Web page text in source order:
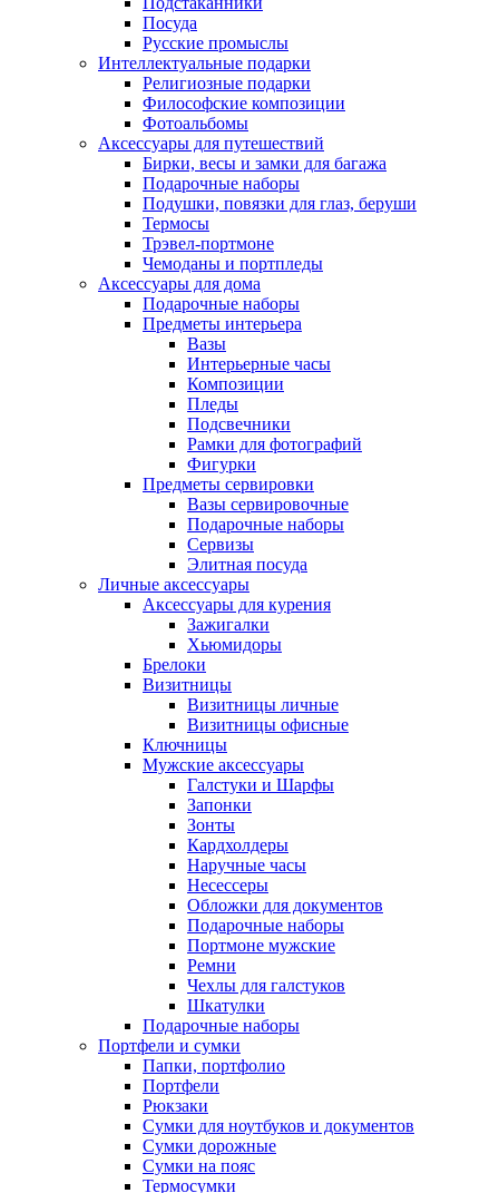
Посуда
Русские промыслы
Интеллектуальные подарки
Религиозные подарки
Философские композиции
Фотоальбомы
Аксессуары для путешествий
Бирки, весы и замки для багажа
Подарочные наборы
Подушки, повязки для глаз, беруши
Термосы
Трэвел-портмоне
Чемоданы и портпледы
Аксессуары для дома
Подарочные наборы
Предметы интерьера
Вазы
Интерьерные часы
Композиции
Пледы
Подсвечники
Рамки для фотографий
Фигурки
Предметы сервировки
Вазы сервировочные
Подарочные наборы
Сервизы
Элитная посуда
Личные аксессуары
Аксессуары для курения
Зажигалки
Хьюмидоры
Брелоки
Визитницы
Визитницы личные
Визитницы офисные
Ключницы
Мужские аксессуары
Галстуки и Шарфы
Запонки
Зонты
Кардхолдеры
Наручные часы
Несессеры
Обложки для документов
Подарочные наборы
Портмоне мужские
Ремни
Чехлы для галстуков
Шкатулки
Подарочные наборы
Портфели и сумки
Папки, портфолио
Портфели
Рюкзаки
Сумки для ноутбуков и документов
Сумки дорожные
Сумки на пояс
Термосумки